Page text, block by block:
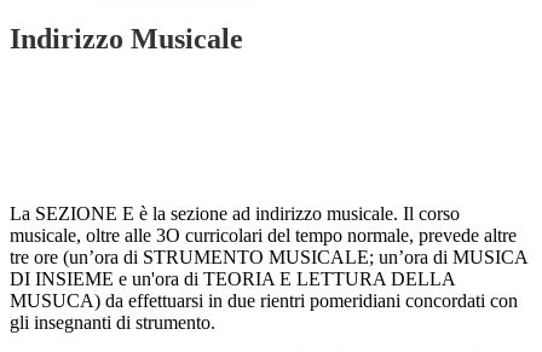
Indirizzo Musicale
La SEZIONE E è la sezione ad indirizzo musicale. Il corso
musicale, oltre alle 3O curricolari del tempo normale, prevede altre
tre ore (un’ora di STRUMENTO MUSICALE; un’ora di MUSICA
DI INSIEME e un'ora di TEORIA E LETTURA DELLA
MUSUCA) da effettuarsi in due rientri pomeridiani concordati con
gli insegnanti di strumento.